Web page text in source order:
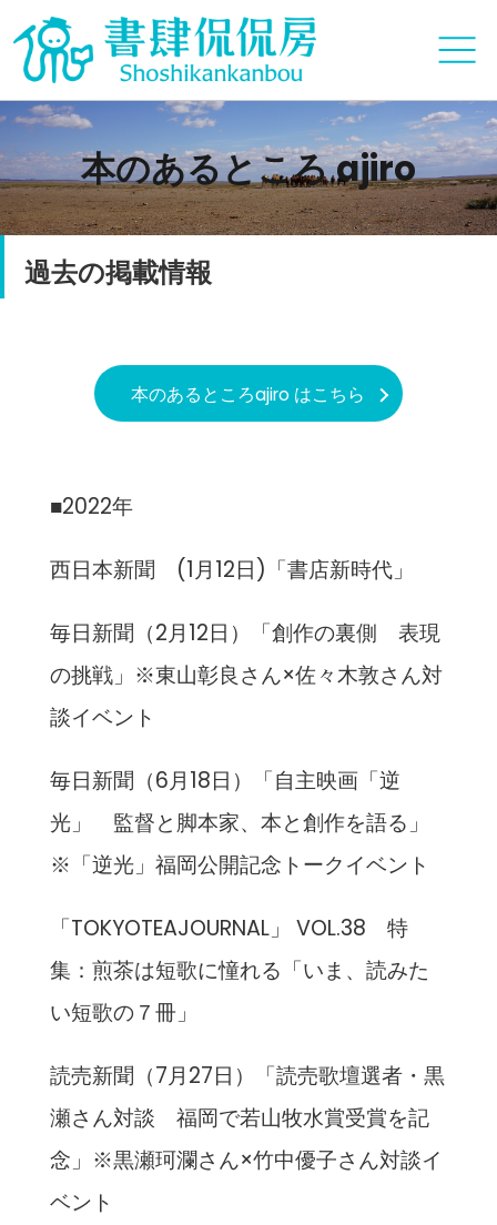
本のあるところ ajiro
過去の掲載情報
本のあるところajiro はこちら
■2022年
西日本新聞 (1月12日)「書店新時代」
毎日新聞（2月12日）「創作の裏側 表現
の挑戦」※東山彰良さん×佐々木敦さん対
談イベント
毎日新聞（6月18日）「自主映画「逆
光」 監督と脚本家、本と創作を語る」
※「逆光」福岡公開記念トークイベント
「TOKYOTEAJOURNAL」 VOL.38 特
集：煎茶は短歌に憧れる「いま、読みた
い短歌の７冊」
読売新聞（7月27日）「読売歌壇選者・黒
瀬さん対談 福岡で若山牧水賞受賞を記
念」※黒瀬珂瀾さん×竹中優子さん対談イ
ベント